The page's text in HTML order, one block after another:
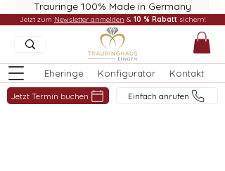
Trauringe 100% Made in Germany
Eheringe Konfigurator Kontakt
Jetzt Termin buchen Einfach anrufen
Jetzt zum Newsletter anmelden & 10 % Rabatt sichern!